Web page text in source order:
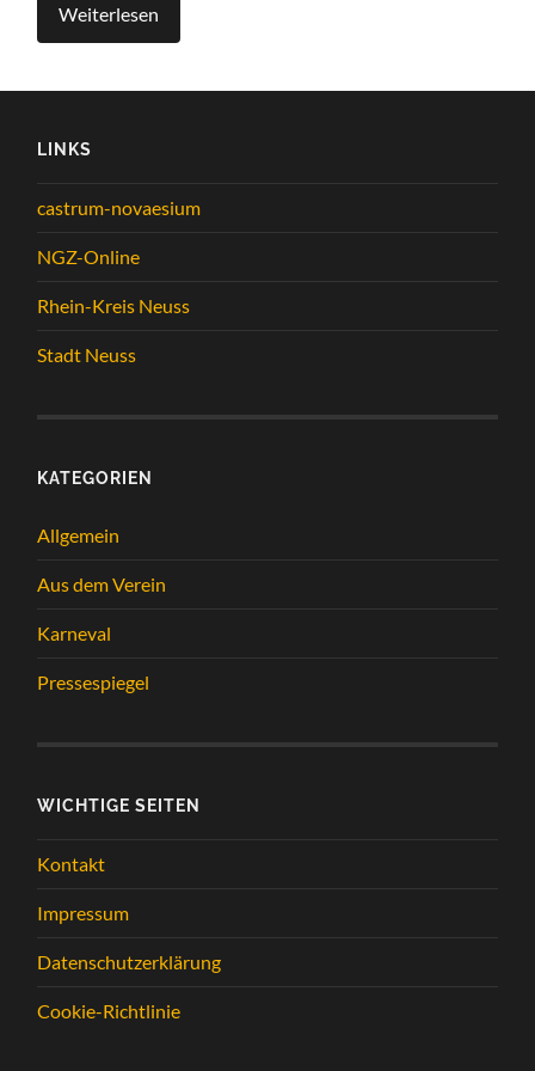
Weiterlesen
LINKS
castrum-novaesium
NGZ-Online
Rhein-Kreis Neuss
Stadt Neuss
KATEGORIEN
Allgemein
Aus dem Verein
Karneval
Pressespiegel
WICHTIGE SEITEN
Kontakt
Impressum
Datenschutzerklärung
Cookie-Richtlinie